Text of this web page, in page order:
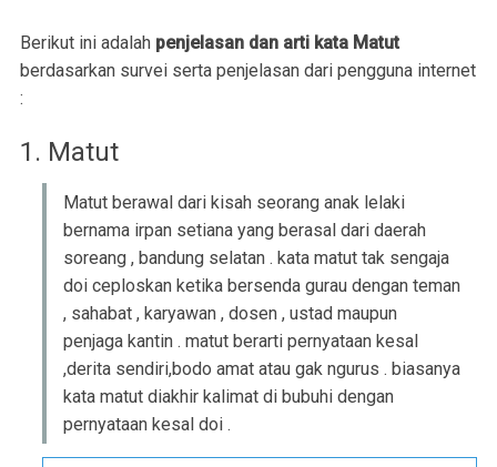
Berikut ini adalah penjelasan dan arti kata Matut
berdasarkan survei serta penjelasan dari pengguna internet
:
1. Matut
Matut berawal dari kisah seorang anak lelaki
bernama irpan setiana yang berasal dari daerah
soreang , bandung selatan . kata matut tak sengaja
doi ceploskan ketika bersenda gurau dengan teman
, sahabat , karyawan , dosen , ustad maupun
penjaga kantin . matut berarti pernyataan kesal
,derita sendiri,bodo amat atau gak ngurus . biasanya
kata matut diakhir kalimat di bubuhi dengan
pernyataan kesal doi .